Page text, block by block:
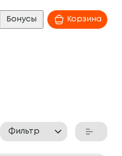
Бонусы Корзина
Фильтр